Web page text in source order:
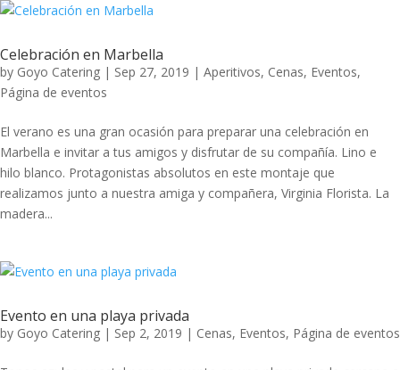
Celebración en Marbella
by Goyo Catering | Sep 27, 2019 | Aperitivos, Cenas, Eventos,
Página de eventos
El verano es una gran ocasión para preparar una celebración en
Marbella e invitar a tus amigos y disfrutar de su compañía. Lino e
hilo blanco. Protagonistas absolutos en este montaje que
realizamos junto a nuestra amiga y compañera, Virginia Florista. La
madera...
Evento en una playa privada
by Goyo Catering | Sep 2, 2019 | Cenas, Eventos, Página de eventos